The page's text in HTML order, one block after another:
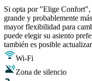
Si opta por "Elige
grande y probablemente
mayor flexibilidad para
puede elegir su asiento
también es posible
Wi-Fi
Zona de silencio